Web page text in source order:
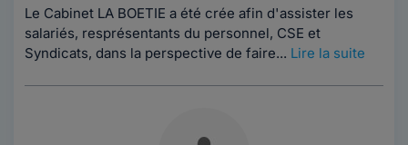
Le Cabinet LA BOETIE a été crée afin d'assister les
salariés, resprésentants du personnel, CSE et
Syndicats, dans la perspective de faire... Lire la suite